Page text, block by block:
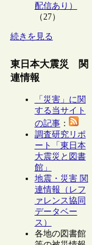
配信あり）
（27）
続きを見る
東日本大震災 関
連情報
「災害」に関
する当サイト
の記事：
調査研究リポ
ート「東日本
大震災と図書
館」
地震・災害 関
連情報（レフ
ァレンス協同
データベー
ス）
各地の図書館